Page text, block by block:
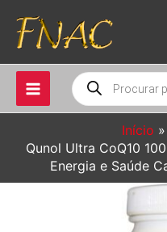
para
conteúdo
Pesquisar
produtos
Início
Qunol Ultra CoQ10
Energia e Saúde